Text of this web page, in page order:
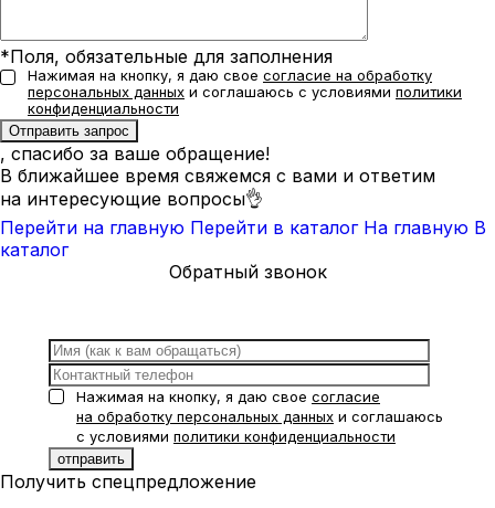
*Поля, обязательные для заполнения
Нажимая на кнопку, я даю свое согласие на обработку
персональных данных и соглашаюсь с условиями политики
конфиденциальности
, спасибо за ваше обращение!
В ближайшее время свяжемся с вами и ответим
на интересующие вопросы👌
Перейти на главную Перейти в каталог На главную В
каталог
Обратный звонок
Нажимая на кнопку, я даю свое согласие
на обработку персональных данных и соглашаюсь
с условиями политики конфиденциальности
Получить спецпредложение